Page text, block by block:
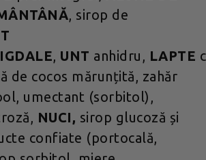
, sirop de
, UNT anhidru, LAPTE
de cocos mărunțită, zahăr
umectant (sorbitol),
NUCI, sirop glucoză și
confiate (portocală,